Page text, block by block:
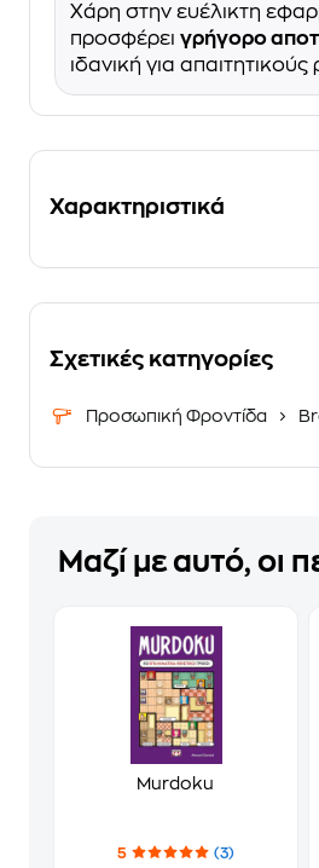
Χάρη στην ευέλικτη
προσφέρει γρήγορο
ιδανική για
Χαρακτηριστικά
Σχετικές κατηγορίες
Προσωπική Φροντίδα
Μαζί με αυτό, οι
Murdoku
5 (3)